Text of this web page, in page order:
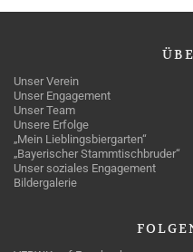
Unser Verein
Unser Engagement
Unser Team
Unsere Erfolge
„Mein Lieblingsbiergarten“
„Bayerischer Stammtischbruder“
Unser soziales Engagement
Bildergalerie